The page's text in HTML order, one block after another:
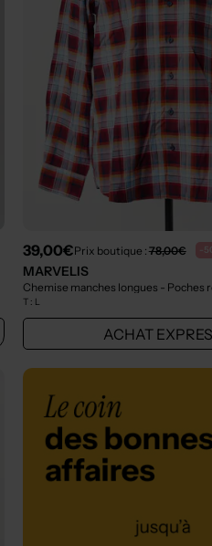
39,00€Prix boutique : 78,00€ -
MARVELIS
Chemise manches longues - Poches
T : L
ACHAT